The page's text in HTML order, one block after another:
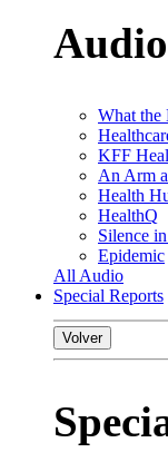
What the
KFF
An Arm
Health
HealthQ
Silence
Epidemic
All Audio
Special Reports
Volver